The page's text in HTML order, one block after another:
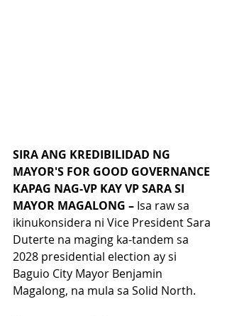
SIRA ANG KREDIBILIDAD NG
MAYOR'S FOR GOOD GOVERNANCE
KAPAG NAG-VP KAY VP SARA SI
MAYOR MAGALONG – Isa raw sa
ikinukonsidera ni Vice President Sara
Duterte na maging ka-tandem sa
2028 presidential election ay si
Baguio City Mayor Benjamin
Magalong, na mula sa Solid North.